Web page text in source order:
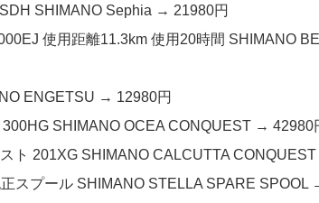
SHIMANO Sephia → 21980円
使用距離11.3km 使用20時間 SHIMANO
ENGETSU → 12980円
SHIMANO OCEA CONQUEST → 42980
ト 201XG SHIMANO CALCUTTA
スプール SHIMANO STELLA SPARE SPOOL